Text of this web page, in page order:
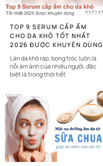
TOP 9 SERUM CẤP ẨM
CHO DA KHÔ TỐT NHẤT
2026 ĐƯỢC KHUYÊN DÙNG
Làn da khô ráp, bong tróc luôn là
nỗi ám ảnh của nhiều người, đặc
biệt là trong thời tiết
CHI TIẾT